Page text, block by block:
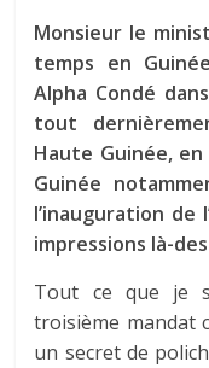
Monsieur le
temps en
Alpha Condé
tout
Haute Guinée,
Guinée
l’inauguration de
impressions là-
Tout ce que je
troisième mandat
un secret de